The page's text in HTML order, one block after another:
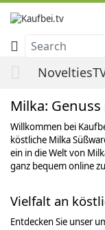
Search
Novelties
Home By
Milka
Milka:
Willkommen bei
köstliche Milka
ein in die Welt von
ganz bequem online
Vielfalt an
Entdecken Sie unser